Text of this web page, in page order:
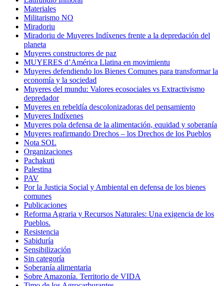
Materiales
Militarismo NO
Miradoriu
Miradoriu de Muyeres Indíxenes frente a la depredación del
planeta
Muyeres constructores de paz
MUYERES d’América Llatina en movimientu
Muyeres defendiendo los Bienes Comunes para transformar la
economía y la sociedad
Muyeres del mundu: Valores ecosociales vs Extractivismo
depredador
Muyeres en rebeldía descolonizadoras del pensamiento
Muyeres Indíxenes
Muyeres pola defensa de la alimentación, equidad y soberanía
Muyeres reafirmando Drechos – los Drechos de los Pueblos
Nota SOL
Organizaciones
Pachakuti
Palestina
PAV
Por la Justicia Social y Ambiental en defensa de los bienes
comunes
Publicaciones
Reforma Agraria y Recursos Naturales: Una exigencia de los
Pueblos.
Resistencia
Sabiduría
Sensibilización
Sin categoría
Soberanía alimentaria
Sobre Amazonía. Territorio de VIDA